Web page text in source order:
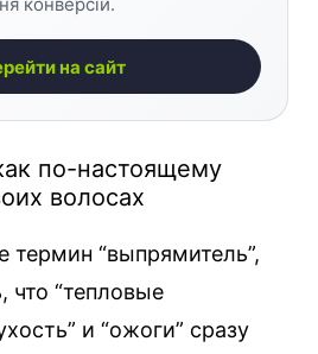
на сайт
по-настоящему
волосах
термин “выпрямитель”,
что “тепловые
и “ожоги” сразу